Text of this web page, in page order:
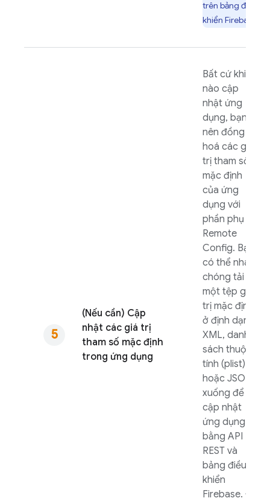
trên bảng điều
khiển Firebase
(Nếu cần) Cập
nhật các giá trị
tham số mặc định
trong ứng dụng
Bất cứ khi
nào cập
nhật ứng
dụng, bạn
nên đồng bộ
hoá các giá
trị tham số
mặc định
của ứng
dụng với
phần phụ trợ
Remote
Config. Bạn
có thể nhanh
chóng tải
một tệp giá
trị mặc định
ở định dạng
XML, danh
sách thuộc
tính (plist)
hoặc JSON
xuống để
cập nhật
ứng dụng
bằng API
REST và
bảng điều
khiển
Firebase. Để